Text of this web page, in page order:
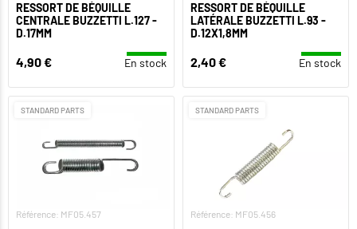
RESSORT DE BÉQUILLE
CENTRALE BUZZETTI L.127 -
D.17MM
4,90 € En stock
RESSORT DE BÉQUILLE
LATÉRALE BUZZETTI L.93 -
D.12X1,8MM
2,40 € En stock
STANDARD PARTS
Référence: MF05.457
STANDARD PARTS
Référence: MF05.456